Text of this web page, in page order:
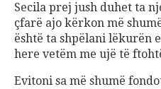
Secila prej jush duhet ta
çfarë ajo kërkon më
është ta shpëlani lëkurën
here vetëm me ujë të
Evitoni sa më shumë